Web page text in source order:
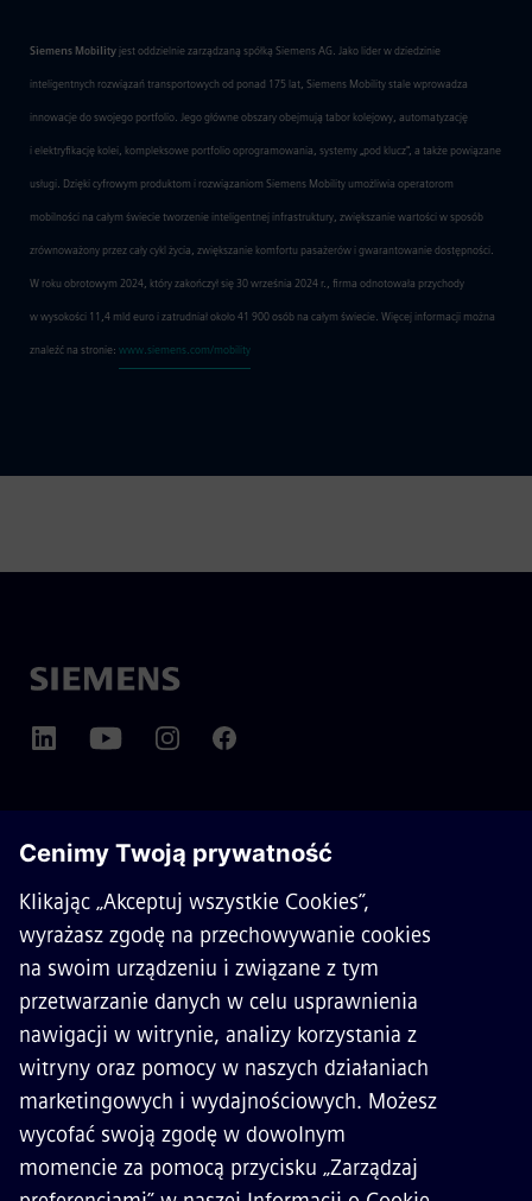
Siemens Mobility jest oddzielnie zarządzaną spółką Siemens AG. Jako lider w dziedzinie
inteligentnych rozwiązań transportowych od ponad 175 lat, Siemens Mobility stale wprowadza
innowacje do swojego portfolio. Jego główne obszary obejmują tabor kolejowy, automatyzację
i elektryfikację kolei, kompleksowe portfolio oprogramowania, systemy „pod klucz", a także powiązane
usługi. Dzięki cyfrowym produktom i rozwiązaniom Siemens Mobility umożliwia operatorom
mobilności na całym świecie tworzenie inteligentnej infrastruktury, zwiększanie wartości w sposób
zrównoważony przez cały cykl życia, zwiększanie komfortu pasażerów i gwarantowanie dostępności.
W roku obrotowym 2024, który zakończył się 30 września 2024 r., firma odnotowała przychody
w wysokości 11,4 mld euro i zatrudniał około 41 900 osób na całym świecie. Więcej informacji można
znaleźć na stronie: www.siemens.com/mobility
O SIEMENS MOBILITY
KONTAKT
KARIERA
Siemens Mobility 2026
Polityka prywatności